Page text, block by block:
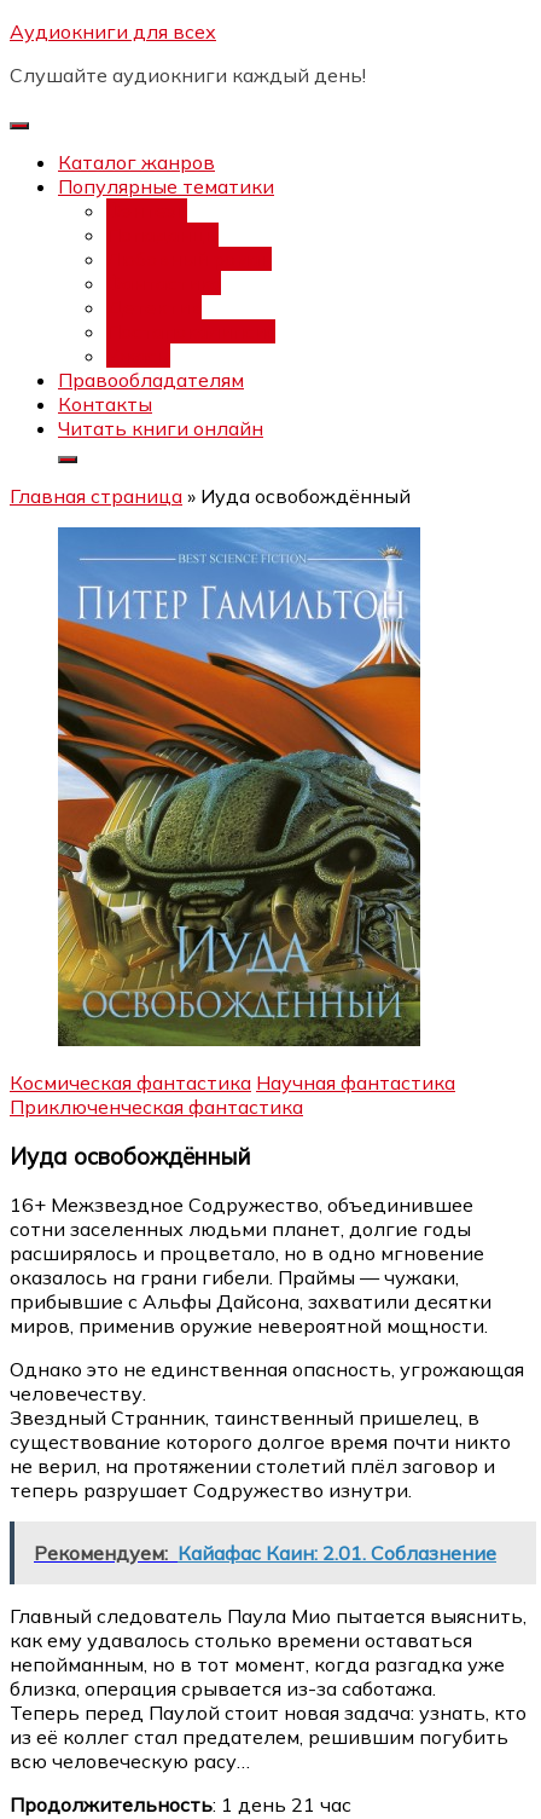
Перейти
содержимому
Аудиокниги для всех
Слушайте аудиокниги каждый день!
Каталог жанров
Популярные тематики
Правообладателям
Контакты
Читать книги онлайн
Главная страница » Иуда освобождённый
Космическая фантастика Научная фантастика
Приключенческая фантастика
Иуда освобождённый
16+ Межзвездное Содружество, объединившее
сотни заселенных людьми планет, долгие годы
расширялось и процветало, но в одно мгновение
оказалось на грани гибели. Праймы — чужаки,
прибывшие с Альфы Дайсона, захватили десятки
миров, применив оружие невероятной мощности.
Однако это не единственная опасность, угрожающая
человечеству.
Звездный Странник, таинственный пришелец, в
существование которого долгое время почти никто
не верил, на протяжении столетий плёл заговор и
теперь разрушает Содружество изнутри.
Рекомендуем: Кайафас Каин: 2.01. Соблазнение
Главный следователь Паула Мио пытается выяснить,
как ему удавалось столько времени оставаться
непойманным, но в тот момент, когда разгадка уже
близка, операция срывается из-за саботажа.
Теперь перед Паулой стоит новая задача: узнать, кто
из её коллег стал предателем, решившим погубить
всю человеческую расу…
Продолжительность: 1 день 21 час
Бесплатный интенсив:
каналов"